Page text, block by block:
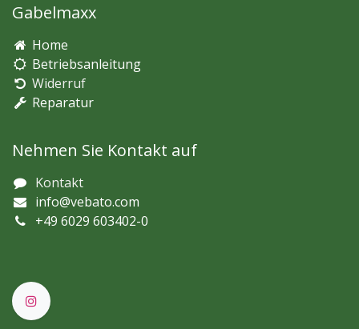
Gabelmaxx
Home
Betriebsanleitung
Widerruf
Reparatur
Nehmen Sie Kontakt auf
Kontakt
info@vebato.com
+49 6029 603402-0